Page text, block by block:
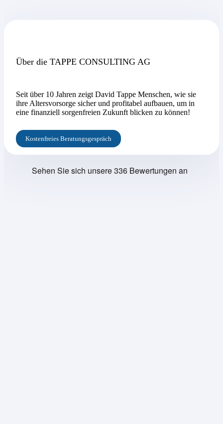
Über die TAPPE CONSULTING AG
Seit über 10 Jahren zeigt David Tappe Menschen, wie sie
ihre Altersvorsorge sicher und profitabel aufbauen, um in
eine finanziell sorgenfreien Zukunft blicken zu können!
Kostenfreies Beratungsgespräch